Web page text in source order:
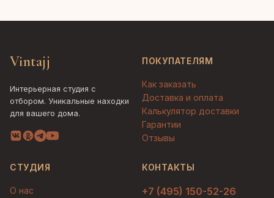
Vintajj
Интерьерная студия с
отбором. Уникальные находки
для вашего дома.
ПОКУПАТЕЛЯМ
Как заказать
Доставка и оплата
Калькулятор доставки
Гарантии
Отзывы
СТУДИЯ
О нас
КОНТАКТЫ
+7 (495) 150-52-26